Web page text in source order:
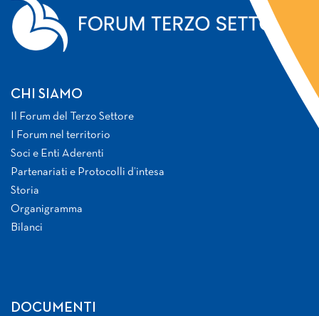
CHI SIAMO
Il Forum del Terzo Settore
I Forum nel territorio
Soci e Enti Aderenti
Partenariati e Protocolli d’intesa
Storia
Organigramma
Bilanci
DOCUMENTI